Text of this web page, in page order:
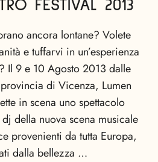
FESTIVAL 2013
ancora lontane? Volete
e tuffarvi in un’esperienza
Il 9 e 10 Agosto 2013 dalle
di Vicenza, Lumen
in scena uno spettacolo
della nuova scena musicale
provenienti da tutta Europa,
dalla bellezza …